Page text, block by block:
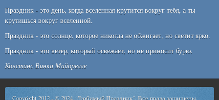
Праздник - это день, когда вселенная крутится вокруг тебя, а ты
крутишься вокруг вселенной.
Праздник - это солнце, которое никогда не обжигает, но светит ярко.
Праздник - это ветер, который освежает, но не приносит бурю.
Констанс Винка Майорелле
Copyright 2012 - © 2024 "Любимый Праздник". Все права защищены.